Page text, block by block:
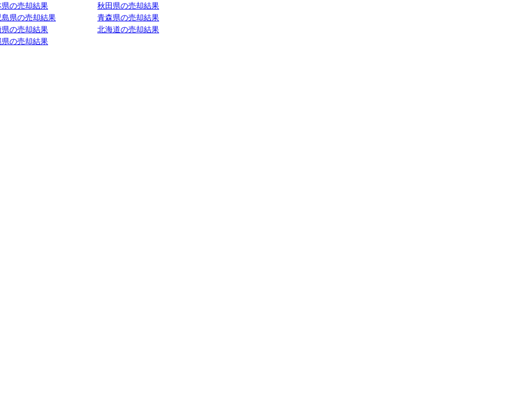
県の売却結果
島県の売却結果
県の売却結果
県の売却結果
秋田県の売却結果
青森県の売却結果
北海道の売却結果